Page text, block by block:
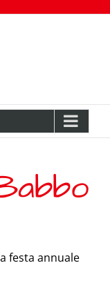
festa annuale